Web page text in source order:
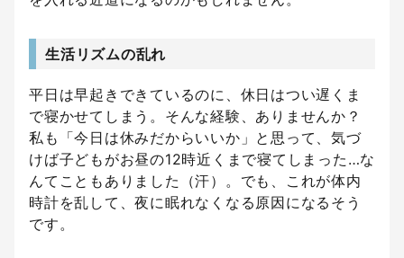
生活リズムの乱れ
平日は早起きできているのに、休日はつい遅くま
で寝かせてしまう。そんな経験、ありませんか？
私も「今日は休みだからいいか」と思って、気づ
けば子どもがお昼の12時近くまで寝てしまった…な
んてこともありました（汗）。でも、これが体内
時計を乱して、夜に眠れなくなる原因になるそう
です。